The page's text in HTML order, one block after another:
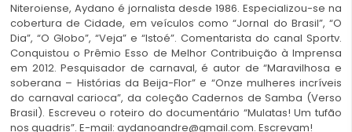
Niteroiense, Aydano é jornalista desde 1986. Especializou-se na
cobertura de Cidade, em veículos como “Jornal do Brasil”, “O
Dia”, “O Globo”, “Veja” e “Istoé”. Comentarista do canal Sportv.
Conquistou o Prêmio Esso de Melhor Contribuição à Imprensa
em 2012. Pesquisador de carnaval, é autor de “Maravilhosa e
soberana – Histórias da Beija-Flor” e “Onze mulheres incríveis
do carnaval carioca”, da coleção Cadernos de Samba (Verso
Brasil). Escreveu o roteiro do documentário “Mulatas! Um tufão
nos quadris”. E-mail: aydanoandre@gmail.com. Escrevam!